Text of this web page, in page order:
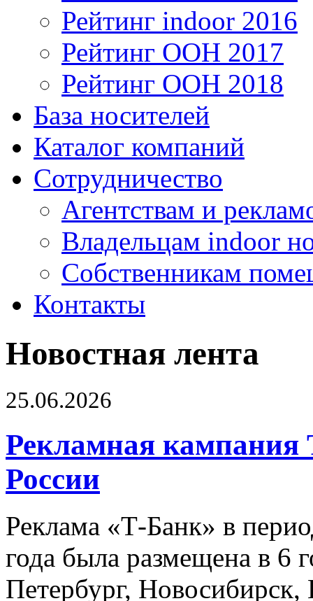
Рейтинг indoor 2016
Рейтинг OOH 2017
Рейтинг OOH 2018
База носителей
Каталог компаний
Сотрудничество
Агентствам и
Владельцам indoor
Собственникам
Контакты
Новостная лента
25.06.2026
Рекламная кампания
России
Реклама «Т-Банк» в
года была размещена в 6
Петербург,